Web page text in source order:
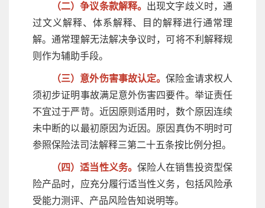
（二）争议条款解释。 出现文字歧义时，通
过文义解释、体系解释、目的解释进行通常理
解。通常理解无法解决争议时，可将不利解释规
则作为辅助手段。
（三）意外伤害事故认定。保险金请求权人
须初步证明事故满足意外伤害四要件。举证责任
不宜过于严苛。近因原则适用时，数个原因连续
未中断的以最初原因为近因。原因真伪不明时可
参照保险法司法解释三第二十五条按比例分担。
（四）适当性义务。 保险人在销售投资型保
险产品时，应充分履行适当性义务，包括风险承
受能力测评、产品风险告知说明等。